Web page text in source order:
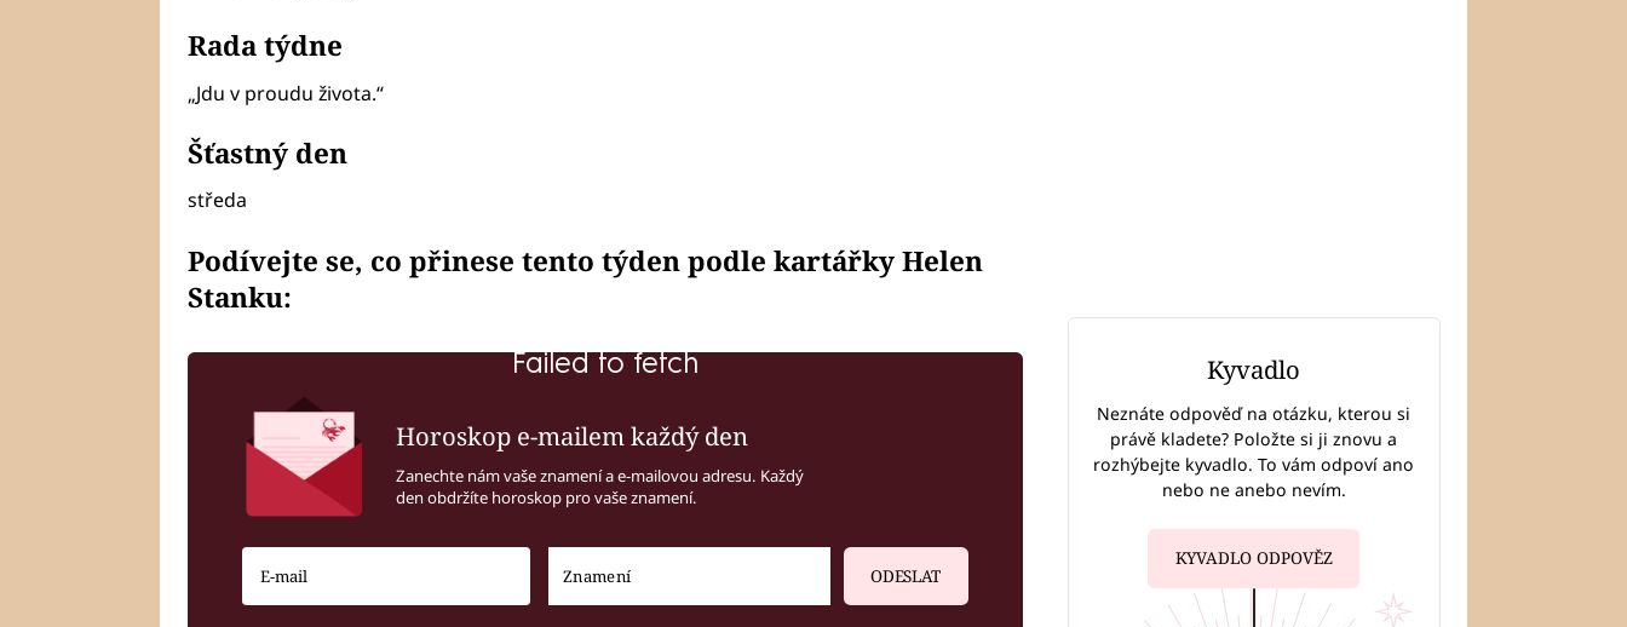
Rada týdne
„Jdu v proudu života.“
Šťastný den
středa
Podívejte se, co přinese tento týden podle kartářky Helen
Stanku:
Failed to fetch
Horoskop e-mailem každý den
Zanechte nám vaše znamení a e-mailovou adresu. Každý
den obdržíte horoskop pro vaše znamení.
ODESLAT
Kyvadlo
Neznáte odpověď na otázku, kterou si
právě kladete? Položte si ji znovu a
rozhýbejte kyvadlo. To vám odpoví ano
nebo ne anebo nevím.
KYVADLO ODPOVĚZ